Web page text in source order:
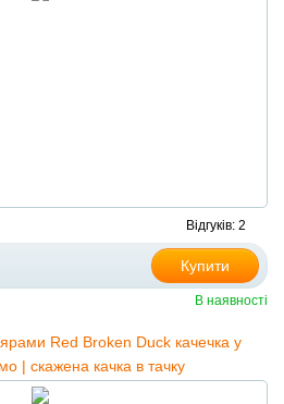
Відгуків: 2
Купити
В наявності
Red Broken Duck качечка у
| скажена качка в тачку